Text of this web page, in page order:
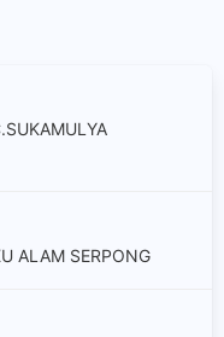
ALAM SERPONG